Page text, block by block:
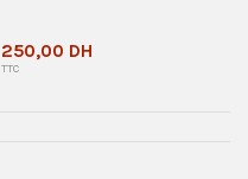
250,00 DH
TTC